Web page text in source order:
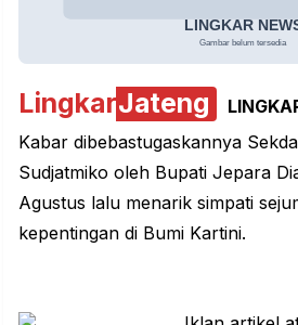
LingkarJateng
Kabar dibebastugaskannya
Sudjatmiko oleh Bupati Jepara
Agustus lalu menarik simpati
kepentingan di Bumi Kartini.